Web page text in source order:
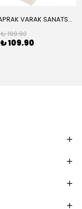
ALTIN YAPRAK VARAK SANATSAL BÜYÜK BOY FOLYO EPOKSİ REÇİNE NAİL ART 8 ADET ALTIN RENK 14X14 CM
₺ 199.90
₺ 109.90